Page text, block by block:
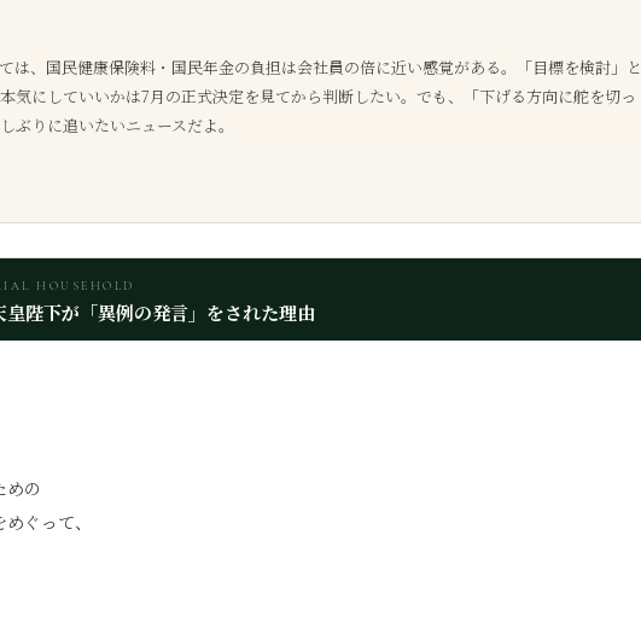
は、国民健康保険料・国民年金の負担は会社員の倍に近い感覚がある。「目標を検討」と
気にしていいかは7月の正式決定を見てから判断したい。でも、「下げる方向に舵を切っ
ぶりに追いたいニュースだよ。
HOUSEHOLD
皇陛下が「異例の発言」をされた理由
めの
ぐって、